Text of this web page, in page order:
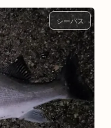
シーバス